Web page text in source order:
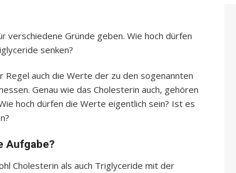
verschiedene Gründe geben. Wie hoch dürfen
senken?
auch die Werte der zu den sogenannten
Genau wie das Cholesterin auch, gehören
hoch dürfen die Werte eigentlich sein? Ist es
Aufgabe?
Cholesterin als auch Triglyceride mit der